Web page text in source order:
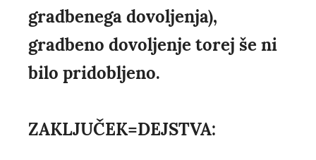
gradbenega dovoljenja),
gradbeno dovoljenje torej še ni
bilo pridobljeno.
ZAKLJUČEK=DEJSTVA: